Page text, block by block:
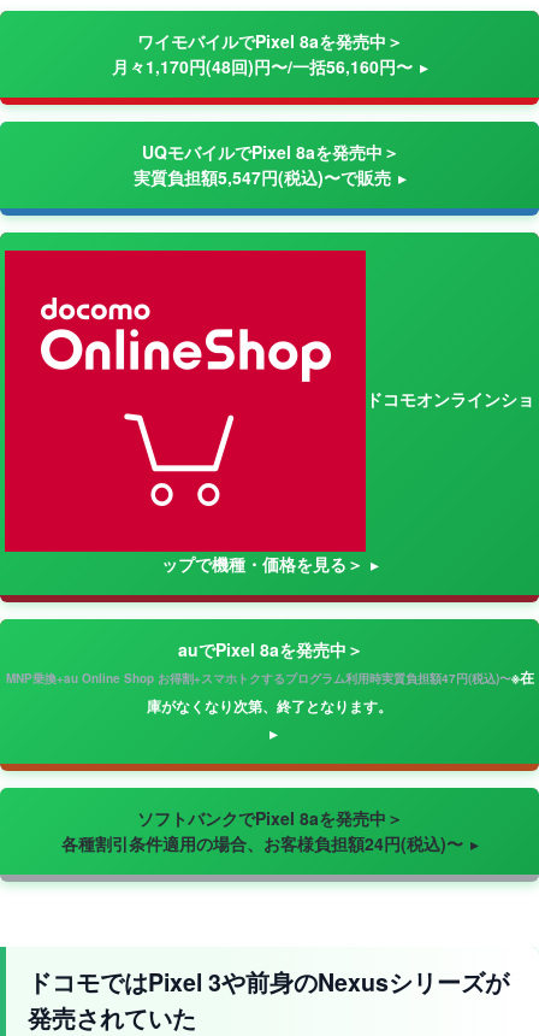
ワイモバイルでPixel 8aを発売中＞
月々1,170円(48回)円〜/一括56,160円〜
UQモバイルでPixel 8aを発売中＞
実質負担額5,547円(税込)〜で販売
ドコモオンラインショ
ップで機種・価格を見る＞
auでPixel 8aを発売中＞
MNP乗換+au Online Shop お得割+スマホトクするプログラム利用時実質負担額47円(税込)〜※在
庫がなくなり次第、終了となります。
ソフトバンクでPixel 8aを発売中＞
各種割引条件適用の場合、お客様負担額24円(税込)〜
ドコモではPixel 3や前身のNexusシリーズが
発売されていた